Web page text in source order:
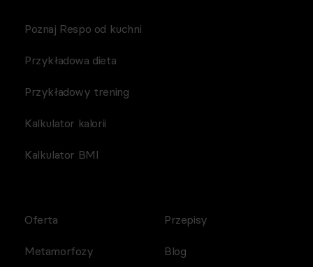
Poznaj Respo od kuchni
Przykładowa dieta
Przykładowy trening
Kalkulator kalorii
Kalkulator BMI
Oferta
Metamorfozy
Przepisy
Blog